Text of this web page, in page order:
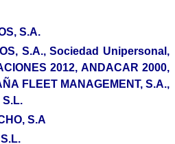
S.A.
S.A., Sociedad Unipersonal,
2012, ANDACAR 2000,
FLEET MANAGEMENT, S.A.,
S.L.
S.A